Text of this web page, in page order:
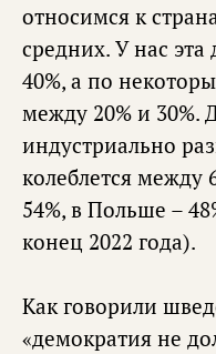
относимся к
средних. У нас эта
40%, а по
между 20% и 30%.
индустриально
колеблется между
54%, в Польше –
конец 2022 года).
Как говорили
«демократия не